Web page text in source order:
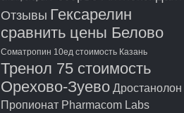
Отзывы Гексарелин
сравнить цены Белово
Cоматропин 10ед стоимость Казань
Тренол 75 стоимость
Орехово-Зуево Дростанолон
Пропионат Pharmacom Labs